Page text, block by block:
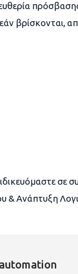
βρίσκονται,
σε
& Ανάπτυξη